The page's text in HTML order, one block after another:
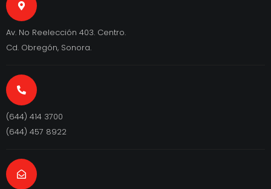
Av. No Reelección 403. Centro.
Cd. Obregón, Sonora.
(644) 414 3700
(644) 457 8922